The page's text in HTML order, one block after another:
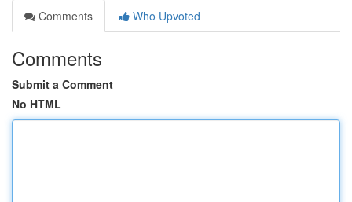
Comments
Who Upvoted
Comments
Submit a Comment
No HTML